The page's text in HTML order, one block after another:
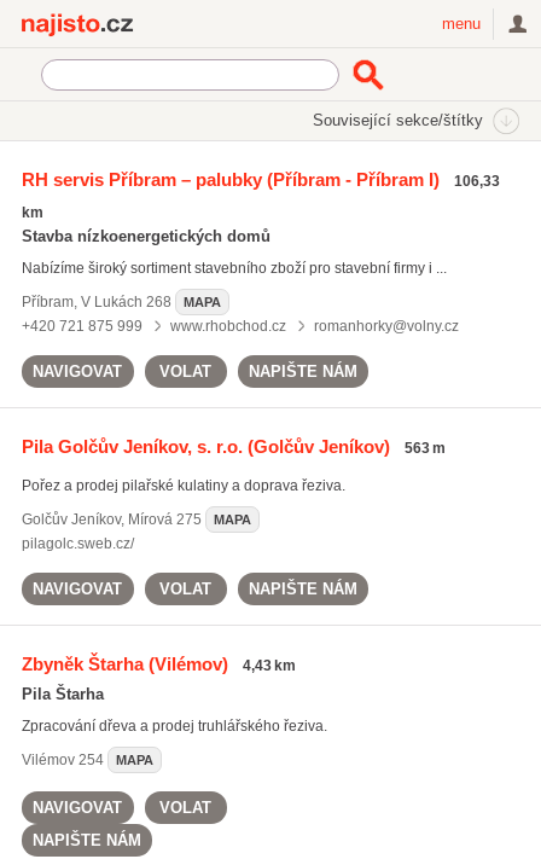
menu
Související sekce/štítky
prkna
fošny (221)
RH servis Příbram – palubky(Příbram - Příbram I)
106,33
km
Stavba nízkoenergetických domů
Nabízíme široký sortiment stavebního zboží pro stavební firmy i ...
Příbram, V Lukách 268 MAPA
+420 721 875 999 www.rhobchod.cz romanhorky@volny.cz
NAVIGOVAT VOLAT NAPIŠTE NÁM
Pila Golčův Jeníkov, s. r.o.(Golčův Jeníkov) 563 m
Pořez a prodej pilařské kulatiny a doprava řeziva.
Golčův Jeníkov, Mírová 275 MAPA
pilagolc.sweb.cz/
NAVIGOVAT VOLAT NAPIŠTE NÁM
Zbyněk Štarha(Vilémov) 4,43 km
Pila Štarha
Zpracování dřeva a prodej truhlářského řeziva.
Vilémov254 MAPA
NAVIGOVAT
VOLAT
NAPIŠTE NÁM